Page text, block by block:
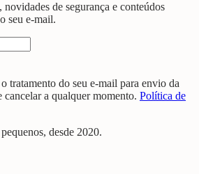
novidades de segurança e conteúdos
seu e-mail.
tratamento do seu e-mail para envio da
a qualquer momento. Política de
desde 2020.